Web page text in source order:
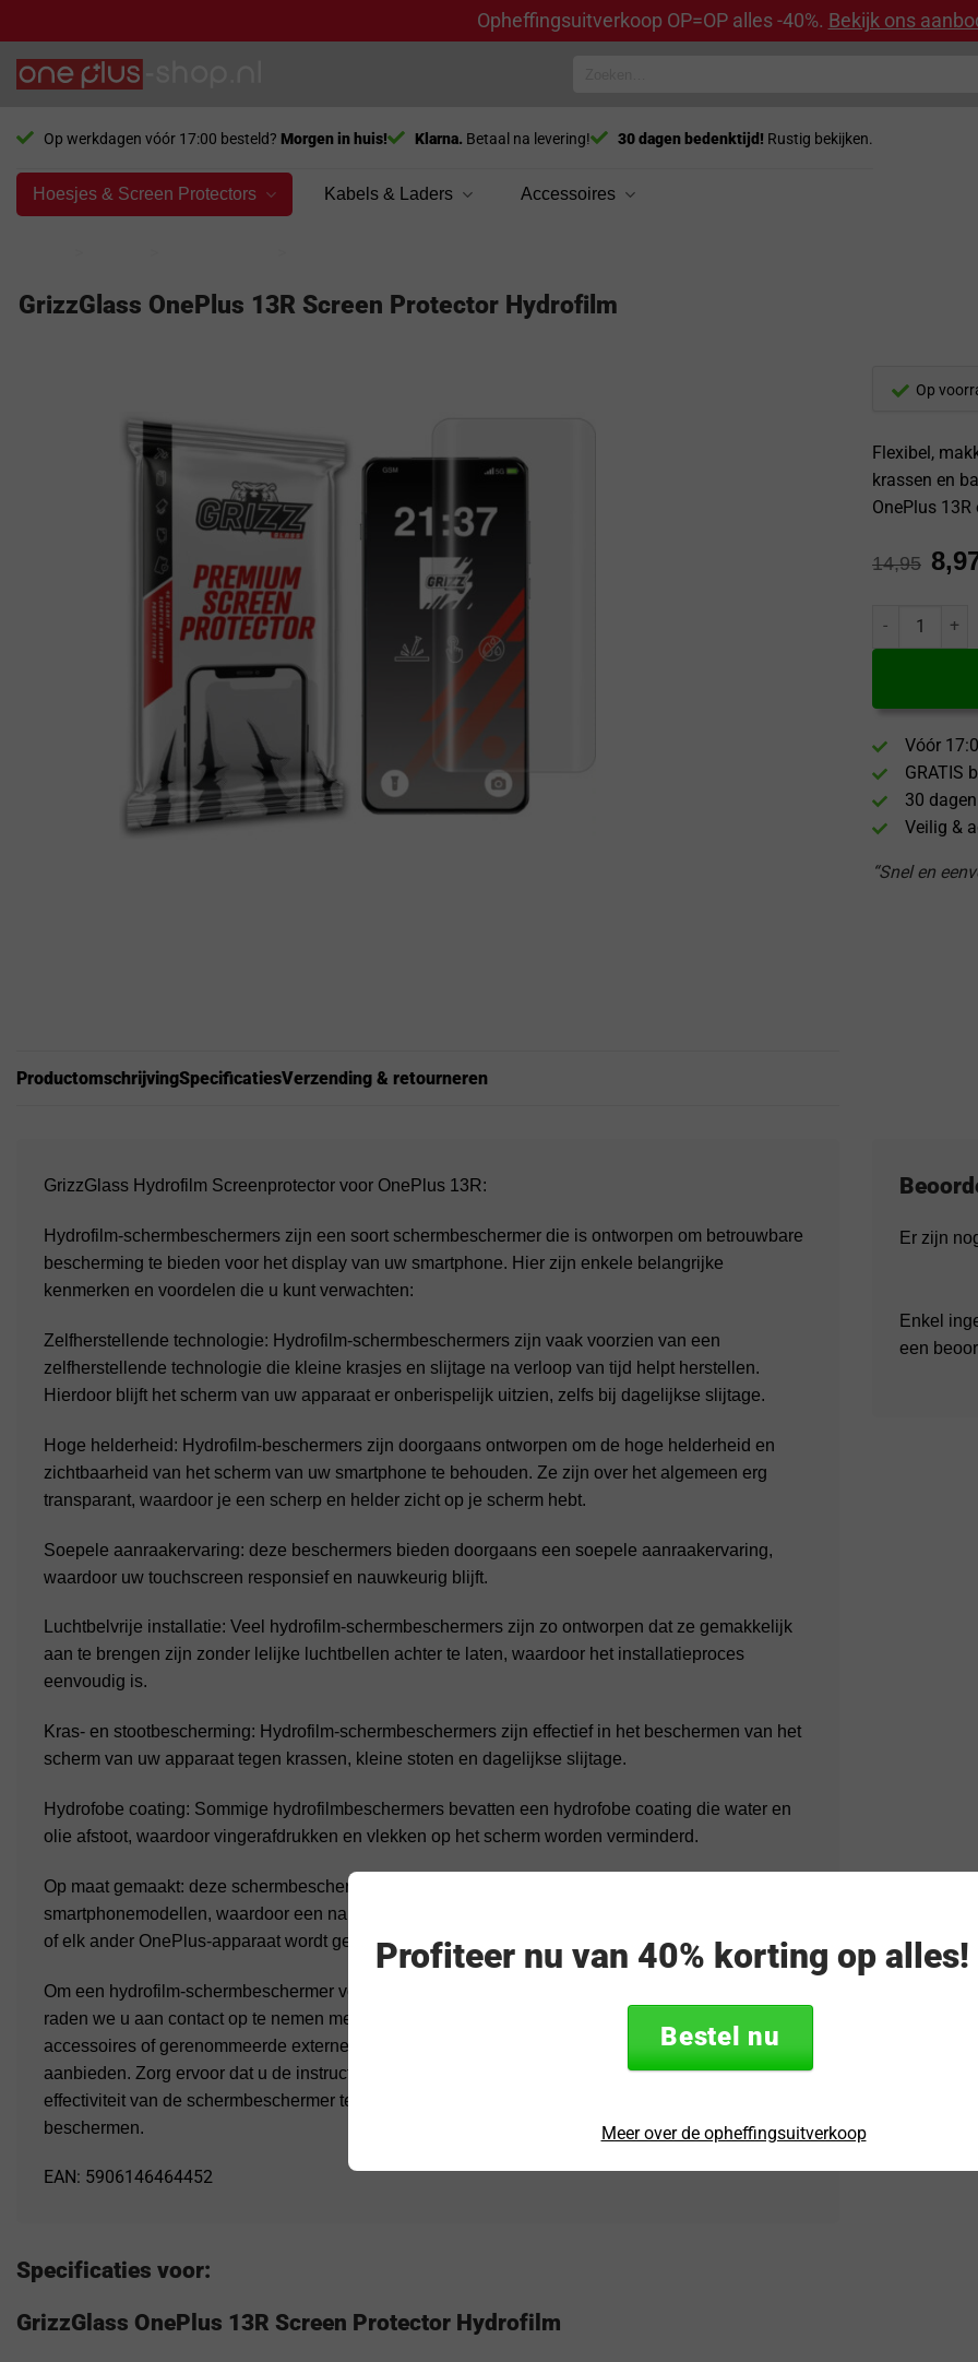
Opheffingsuitverkoop OP=OP alles -40%. Bekijk ons
Ga
naar
Op werkdagen vóór 17:00 besteld? Morgen in huis! Klarna. Betaal na levering! 30 dagen bedenktijd! Rustig bekijken.
Hoesjes & Screen Protectors Kabels & Laders Accessoires
GrizzGlass OnePlus 13R Screen Protector Hydrofilm
Op
Flexibel,
krassen en
OnePlus
14,95
GrizzGlass
Vóór
GRATIS
30
Veilig &
“Snel en
ProductomschrijvingSpecificatiesVerzending & retourneren
GrizzGlass Hydrofilm Screenprotector voor OnePlus 13R:
Hydrofilm-schermbeschermers zijn een soort schermbeschermer die is ontworpen om betrouwbare
bescherming te bieden voor het display van uw smartphone. Hier zijn enkele belangrijke
kenmerken en voordelen die u kunt verwachten:
Zelfherstellende technologie: Hydrofilm-schermbeschermers zijn vaak voorzien van een
zelfherstellende technologie die kleine krasjes en slijtage na verloop van tijd helpt herstellen.
Hierdoor blijft het scherm van uw apparaat er onberispelijk uitzien, zelfs bij dagelijkse slijtage.
Hoge helderheid: Hydrofilm-beschermers zijn doorgaans ontworpen om de hoge helderheid en
zichtbaarheid van het scherm van uw smartphone te behouden. Ze zijn over het algemeen erg
transparant, waardoor je een scherp en helder zicht op je scherm hebt.
Soepele aanraakervaring: deze beschermers bieden doorgaans een soepele aanraakervaring,
waardoor uw touchscreen responsief en nauwkeurig blijft.
Luchtbelvrije installatie: Veel hydrofilm-schermbeschermers zijn zo ontworpen dat ze gemakkelijk
aan te brengen zijn zonder lelijke luchtbellen achter te laten, waardoor het installatieproces
eenvoudig is.
Kras- en stootbescherming: Hydrofilm-schermbeschermers zijn effectief in het beschermen van het
scherm van uw apparaat tegen krassen, kleine stoten en dagelijkse slijtage.
Hydrofobe coating: Sommige hydrofilmbeschermers bevatten een hydrofobe coating die water en
olie afstoot, waardoor vingerafdrukken en vlekken op het scherm worden verminderd.
Op maat gemaakt: deze schermbeschermers zijn meestal op maat gemaakt voor specifieke
smartphonemodellen, waardoor een nauwkeurige pasvorm en compatibiliteit met de OnePlus 13R
of elk ander OnePlus-apparaat wordt gegarandeerd.
Om een hydrofilm-schermbeschermer voor uw specifieke OnePlus 13R-smartphone te vinden,
raden we u aan contact op te nemen met geautoriseerde OnePlus-retailers, officiele OnePlus-
accessoires of gerenommeerde externe fabrikanten die schermbeschermers voor het model
aanbieden. Zorg ervoor dat u de instructies van de fabrikant volgt voor een juiste installatie om de
effectiviteit van de schermbeschermer te maximaliseren en het scherm van uw apparaat te
beschermen.
EAN: 5906146464452
Specificaties voor:
GrizzGlass OnePlus 13R Screen Protector Hydrofilm
Er zijn
Enkel
een
Profiteer nu van 40% korting op alles!
Bestel nu
Meer over de opheffingsuitverkoop